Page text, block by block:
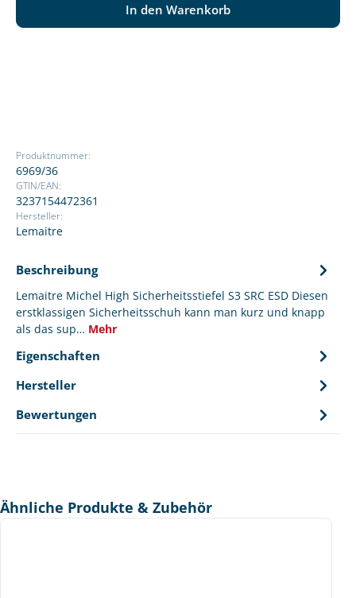
In den Warenkorb
Produktnummer:
6969/36
GTIN/EAN:
3237154472361
Hersteller:
Lemaitre
Beschreibung
Lemaitre Michel High Sicherheitsstiefel S3 SRC ESD Diesen
erstklassigen Sicherheitsschuh kann man kurz und knapp
als das sup… Mehr
Eigenschaften
Hersteller
Bewertungen
Produktgalerie überspringen
Ähnliche Produkte & Zubehör